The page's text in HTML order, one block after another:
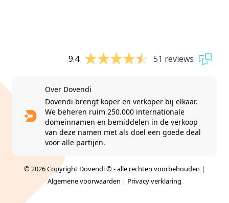
9.4 51 reviews
Over Dovendi
Dovendi brengt koper en verkoper bij elkaar.
We beheren ruim 250.000 internationale
domeinnamen en bemiddelen in de verkoop
van deze namen met als doel een goede deal
voor alle partijen.
© 2026 Copyright Dovendi © - alle rechten voorbehouden |
Algemene voorwaarden | Privacy verklaring